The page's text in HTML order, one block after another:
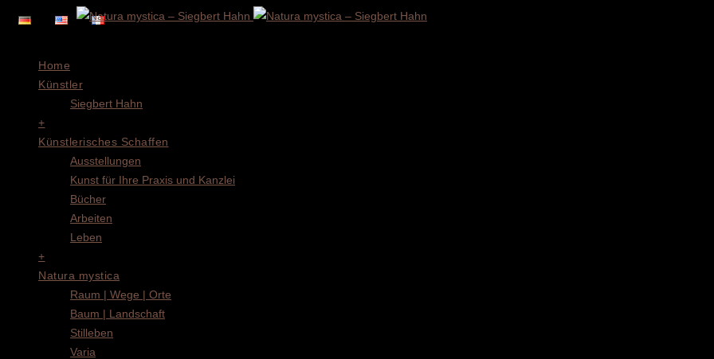
Home
Künstler
Siegbert Hahn
+
Künstlerisches Schaffen
Ausstellungen
Kunst für Ihre Praxis und Kanzlei
Bücher
Arbeiten
Leben
+
Natura mystica
Raum | Wege | Orte
Baum | Landschaft
Stilleben
Varia